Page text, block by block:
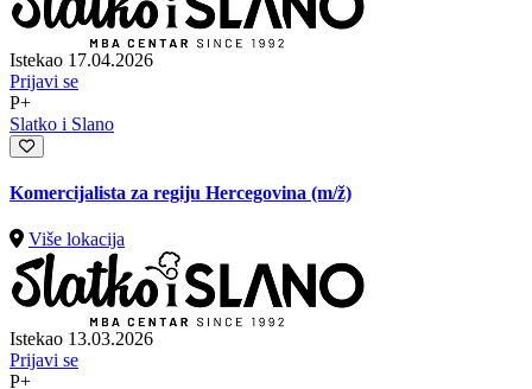
Istekao 17.04.2026
Prijavi se
P+
Slatko i Slano
Komercijalista za regiju Hercegovina (m/ž)
Više lokacija
Istekao 13.03.2026
Prijavi se
P+